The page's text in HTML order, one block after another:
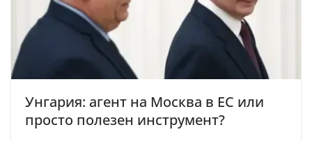
Унгария: агент на Москва в ЕС или
просто полезен инструмент?